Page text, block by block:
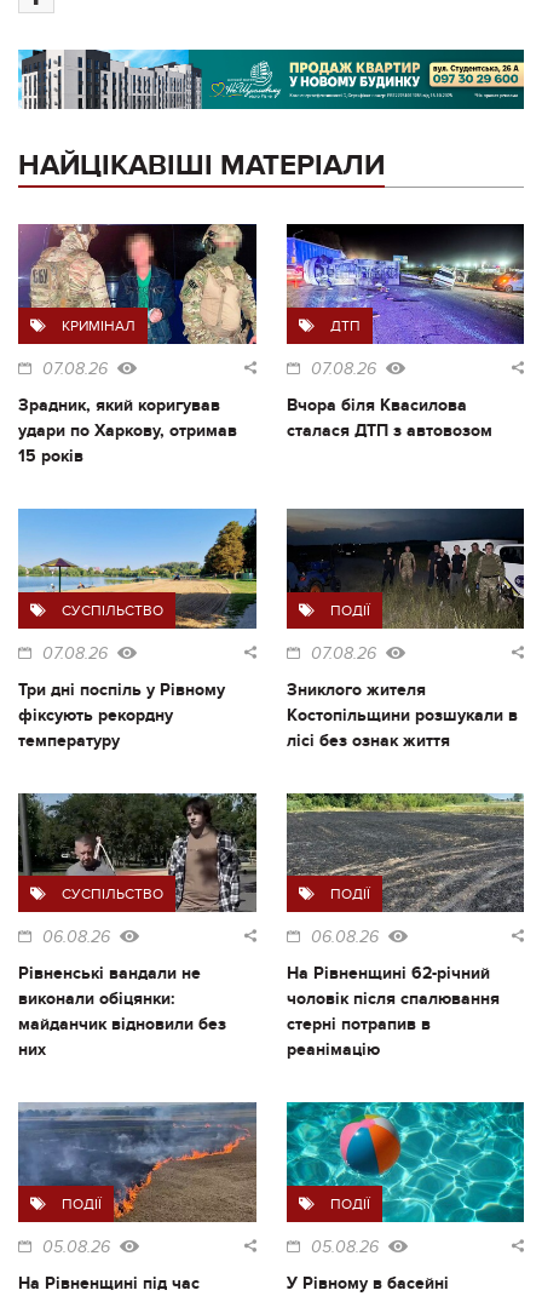
НАЙЦІКАВІШІ МАТЕРІАЛИ
КРИМІНАЛ
07.08.26
Зрадник, який коригував
удари по Харкову, отримав
15 років
ДТП
07.08.26
Вчора біля Квасилова
сталася ДТП з автовозом
СУСПІЛЬСТВО
07.08.26
Три дні поспіль у Рівному
фіксують рекордну
температуру
ПОДІЇ
07.08.26
Зниклого жителя
Костопільщини розшукали в
лісі без ознак життя
СУСПІЛЬСТВО
06.08.26
Рівненські вандали не
виконали обіцянки:
майданчик відновили без
них
ПОДІЇ
06.08.26
На Рівненщині 62-річний
чоловік після спалювання
стерні потрапив в
реанімацію
ПОДІЇ
05.08.26
На Рівненщині під час
ПОДІЇ
05.08.26
У Рівному в басейні